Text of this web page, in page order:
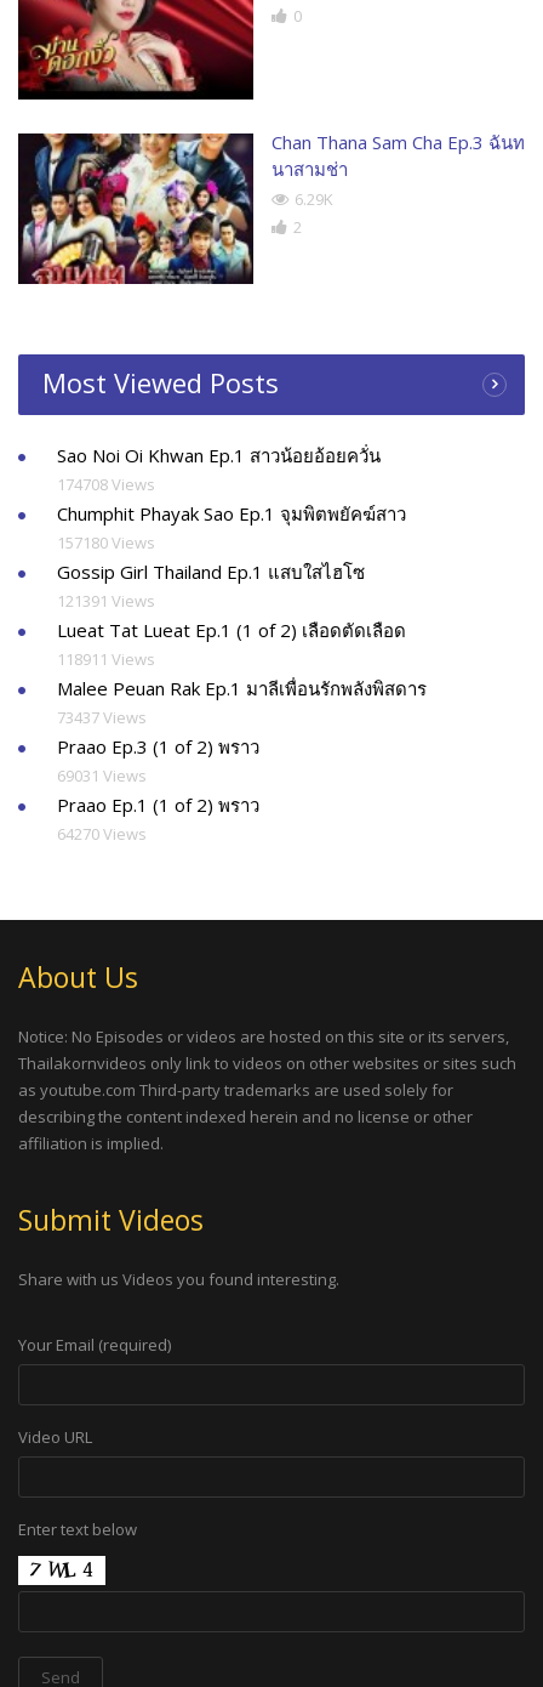
0
Chan Thana Sam Cha Ep.3 ฉันท
นาสามช่า
6.29K
2
Most Viewed Posts
Sao Noi Oi Khwan Ep.1 สาวน้อยอ้อยควั่น
174708 Views
Chumphit Phayak Sao Ep.1 จุมพิตพยัคฆ์สาว
157180 Views
Gossip Girl Thailand Ep.1 แสบใสไฮโซ
121391 Views
Lueat Tat Lueat Ep.1 (1 of 2) เลือดตัดเลือด
118911 Views
Malee Peuan Rak Ep.1 มาลีเพื่อนรักพลังพิสดาร
73437 Views
Praao Ep.3 (1 of 2) พราว
69031 Views
Praao Ep.1 (1 of 2) พราว
64270 Views
About Us
Notice: No Episodes or videos are hosted on this site or its servers,
Thailakornvideos only link to videos on other websites or sites such
as youtube.com Third-party trademarks are used solely for
describing the content indexed herein and no license or other
affiliation is implied.
Submit Videos
Share with us Videos you found interesting.
Your Email (required)
Video URL
Enter text below